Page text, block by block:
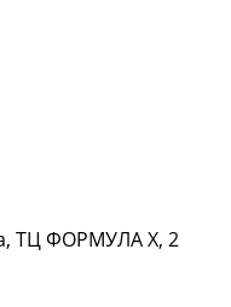
ТЦ ФОРМУЛА Х, 2